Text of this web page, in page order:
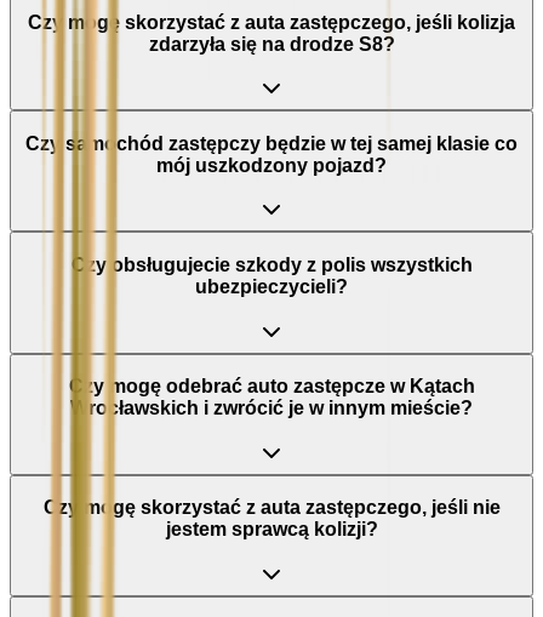
Czy mogę skorzystać z auta zastępczego, jeśli kolizja
zdarzyła się na drodze S8?
Czy samochód zastępczy będzie w tej samej klasie co
mój uszkodzony pojazd?
Czy obsługujecie szkody z polis wszystkich
ubezpieczycieli?
Czy mogę odebrać auto zastępcze w Kątach
Wrocławskich i zwrócić je w innym mieście?
Czy mogę skorzystać z auta zastępczego, jeśli nie
jestem sprawcą kolizji?